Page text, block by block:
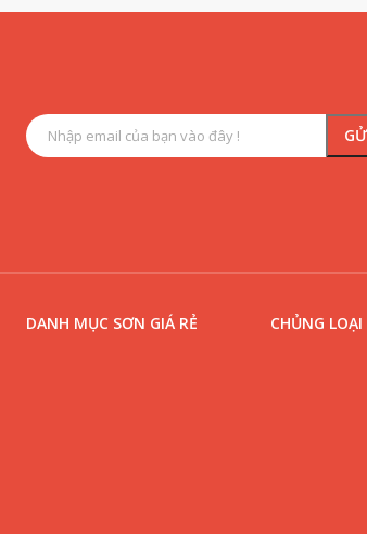
DANH MỤC SƠN GIÁ RẺ CHỦNG LOẠI